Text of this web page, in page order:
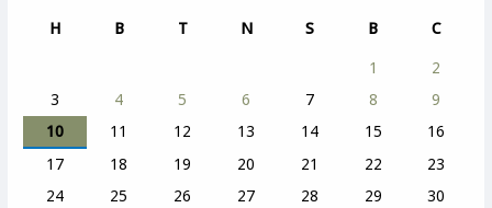
H
B T N S B
C
1
2
3
4 5 6 7 8
9
10
11 12 13 14 15
16
17
18 19 20 21 22
23
24
25 26 27 28 29
30